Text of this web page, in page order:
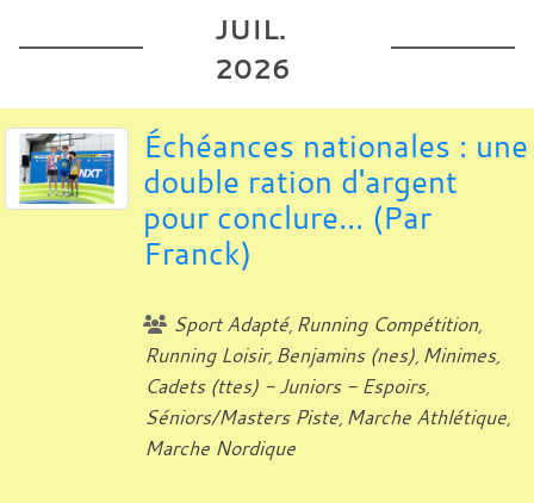
JUIL.
2026
Échéances nationales : une
double ration d'argent
pour conclure... (Par
Franck)
Sport Adapté Running Compétition
Running Loisir Benjamins (nes) Minimes
Cadets (ttes) - Juniors - Espoirs
Séniors/Masters Piste Marche Athlétique
Marche Nordique